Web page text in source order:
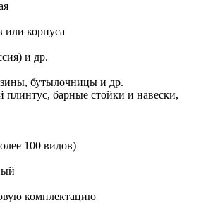
или корпуса
и др.
бутылочницы и др.
барные стойки и навески,
100 видов)
комплектацию